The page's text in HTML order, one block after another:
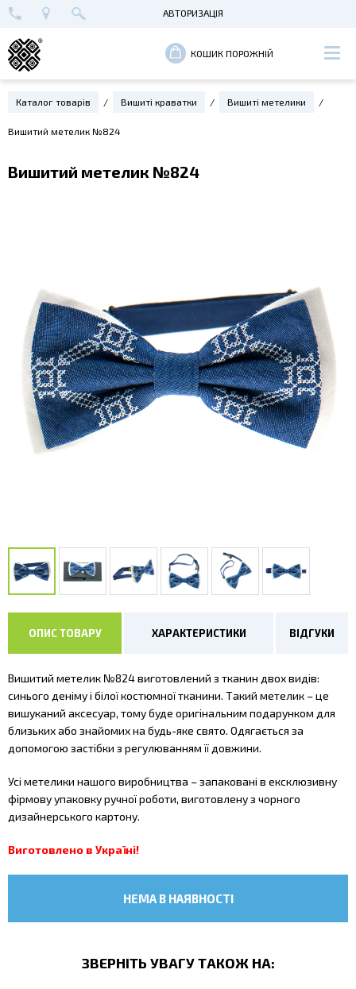
+38 (096) 652-89-00
МАЙСТЕРНЯ В КИЄВІ АВТОРИЗАЦІЯ
РЕЄСТРАЦІЯ
КОШИК ПОРОЖНІЙ
Каталог товарів Вишиті краватки Вишиті метелики
Вишитий метелик №824
Вишитий метелик №824
ОПИС ТОВАРУ ХАРАКТЕРИСТИКИ ВІДГУКИ
Вишитий метелик №824 виготовлений з тканин двох видів:
синього деніму і білої костюмної тканини. Такий метелик – це
вишуканий аксесуар, тому буде оригінальним подарунком для
близьких або знайомих на будь-яке свято. Одягається за
допомогою застібки з регулюванням її довжини.
Усі метелики нашого виробництва – запаковані в ексклюзивну
фірмову упаковку ручної роботи, виготовлену з чорного
дизайнерського картону.
Виготовлено в Україні!
НЕМА В НАЯВНОСТІ
ЗВЕРНІТЬ УВАГУ ТАКОЖ НА: